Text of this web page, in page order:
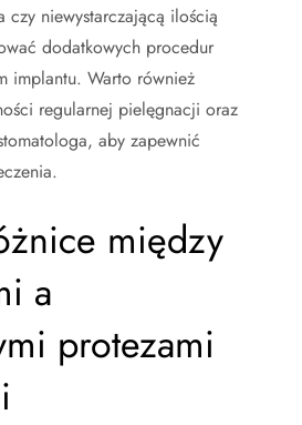
czy niewystarczającą ilością
dodatkowych procedur
implantu. Warto również
regularnej pielęgnacji oraz
aby zapewnić
między
a
protezami